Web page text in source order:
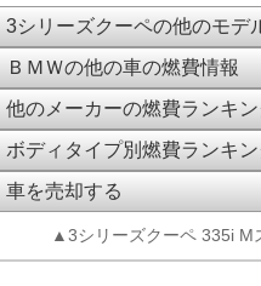
3シリーズクーペの他のモデ
ＢＭＷの他の車の燃費情報
他のメーカーの燃費ランキ
ボディタイプ別燃費ランキ
車を売却する
▲3シリーズクーペ 335i M